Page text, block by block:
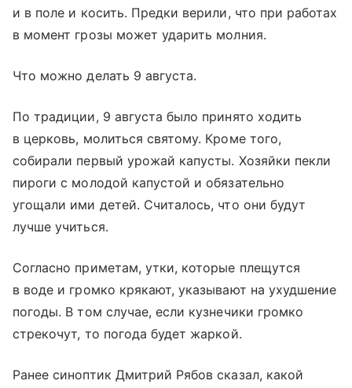
и в поле и косить. Предки верили, что при работах
в момент грозы может ударить молния.
Что можно делать 9 августа.
По традиции, 9 августа было принято ходить
в церковь, молиться святому. Кроме того,
собирали первый урожай капусты. Хозяйки пекли
пироги с молодой капустой и обязательно
угощали ими детей. Считалось, что они будут
лучше учиться.
Согласно приметам, утки, которые плещутся
в воде и громко крякают, указывают на ухудшение
погоды. В том случае, если кузнечики громко
стрекочут, то погода будет жаркой.
Ранее синоптик Дмитрий Рябов сказал, какой